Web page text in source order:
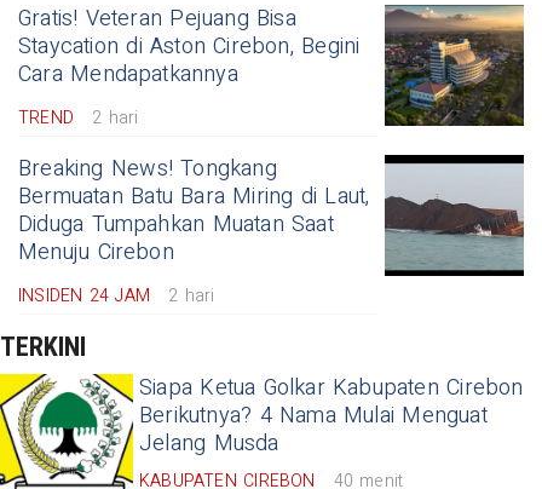
Gratis! Veteran Pejuang Bisa
Staycation di Aston Cirebon, Begini
Cara Mendapatkannya
TREND 2 hari
Breaking News! Tongkang
Bermuatan Batu Bara Miring di Laut,
Diduga Tumpahkan Muatan Saat
Menuju Cirebon
INSIDEN 24 JAM 2 hari
TERKINI
Siapa Ketua Golkar Kabupaten Cirebon
Berikutnya? 4 Nama Mulai Menguat
Jelang Musda
KABUPATEN CIREBON 40 menit